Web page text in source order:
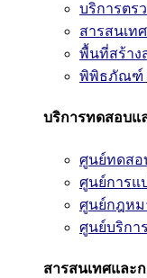
บริการตร
สารสนเท
พื้นที่สร้าง
พิพิธภัณฑ์
บริการทดสอบแ
ศูนย์ทดสอ
ศูนย์การแ
ศูนย์กฎหม
ศูนย์บริกา
สารสนเทศและ